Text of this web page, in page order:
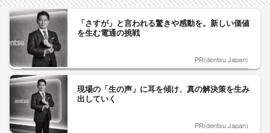
「さすが」と言われる驚きや感動を。新しい価値
を生む電通の挑戦
PR(dentsu Japan)
現場の「生の声」に耳を傾け、真の解決策を生み
出していく
PR(dentsu Japan)